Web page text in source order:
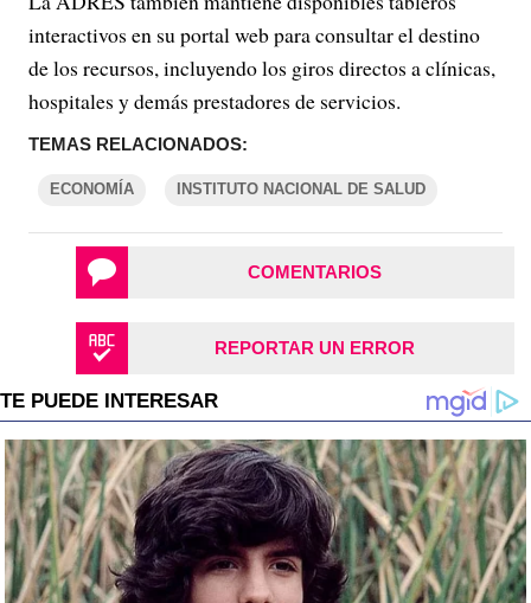
interactivos en su portal web para consultar el destino
de los recursos, incluyendo los giros directos a clínicas,
hospitales y demás prestadores de servicios.
TEMAS RELACIONADOS:
ECONOMÍA INSTITUTO NACIONAL DE SALUD
COMENTARIOS
REPORTAR UN ERROR